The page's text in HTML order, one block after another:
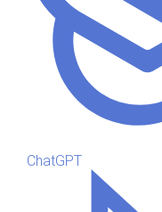
ChatGPT